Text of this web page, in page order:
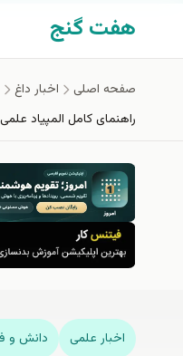
رفتن به محتوای اصلی
هفت گنج
صفحه اصلی اخبار داغ
راهنمای کامل المپیاد
اخبار علمی دانش و